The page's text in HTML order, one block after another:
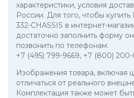
характеристики, условия
России. Для того, чтобы
332-CHASSIS в интернет-
достаточно заполнить форму
позвонить по телефонам:
+7 (495) 799-9669, +7 (800)
Изображения товара, включая
отличаться от реального
Комплектация также может